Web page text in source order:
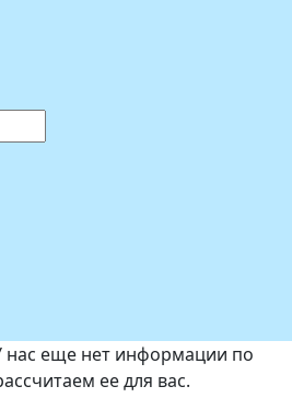
нас еще нет информации по
ее для вас.